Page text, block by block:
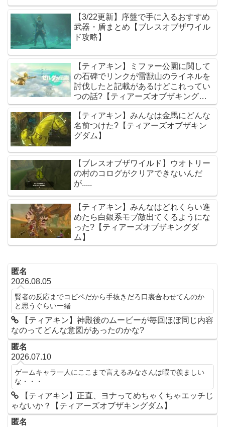
【3/22更新】序盤で手に入るおすすめ
武器・盾まとめ【ブレスオブザワイル
ド攻略】
【ティアキン】ミファー公園に関して
の石碑でリンクが雷獣山のライネルを
討伐したと記載があるけどこれってい
つの話?【ティアーズオブザキングダ
ム】
【ティアキン】みんなは金馬にどんな
名前つけた?【ティアーズオブザキン
グダム】
【ブレスオブザワイルド】ウオトリー
の村のコログがクリアできないんだ
が.....
【ティアキン】みんなはどれくらい進
めたら白銀系モブ敵出てくるようにな
った?【ティアーズオブザキングダ
ム】
匿名
2026.08.05
賢者の反応までコピペだから手抜きだろ口裏合わせてんのか
と思うぐらい一緒
【ティアキン】神殿後のムービーが毎回ほぼ同じ内容
なのってどんな意図があったのかな?
匿名
2026.07.10
ゲームキャラ一人にここまで言えるみなさんは暇で羨ましい
な・・・
【ティアキン】正直、ヨナってめちゃくちゃエッチじ
ゃないか？【ティアーズオブザキングダム】
匿名